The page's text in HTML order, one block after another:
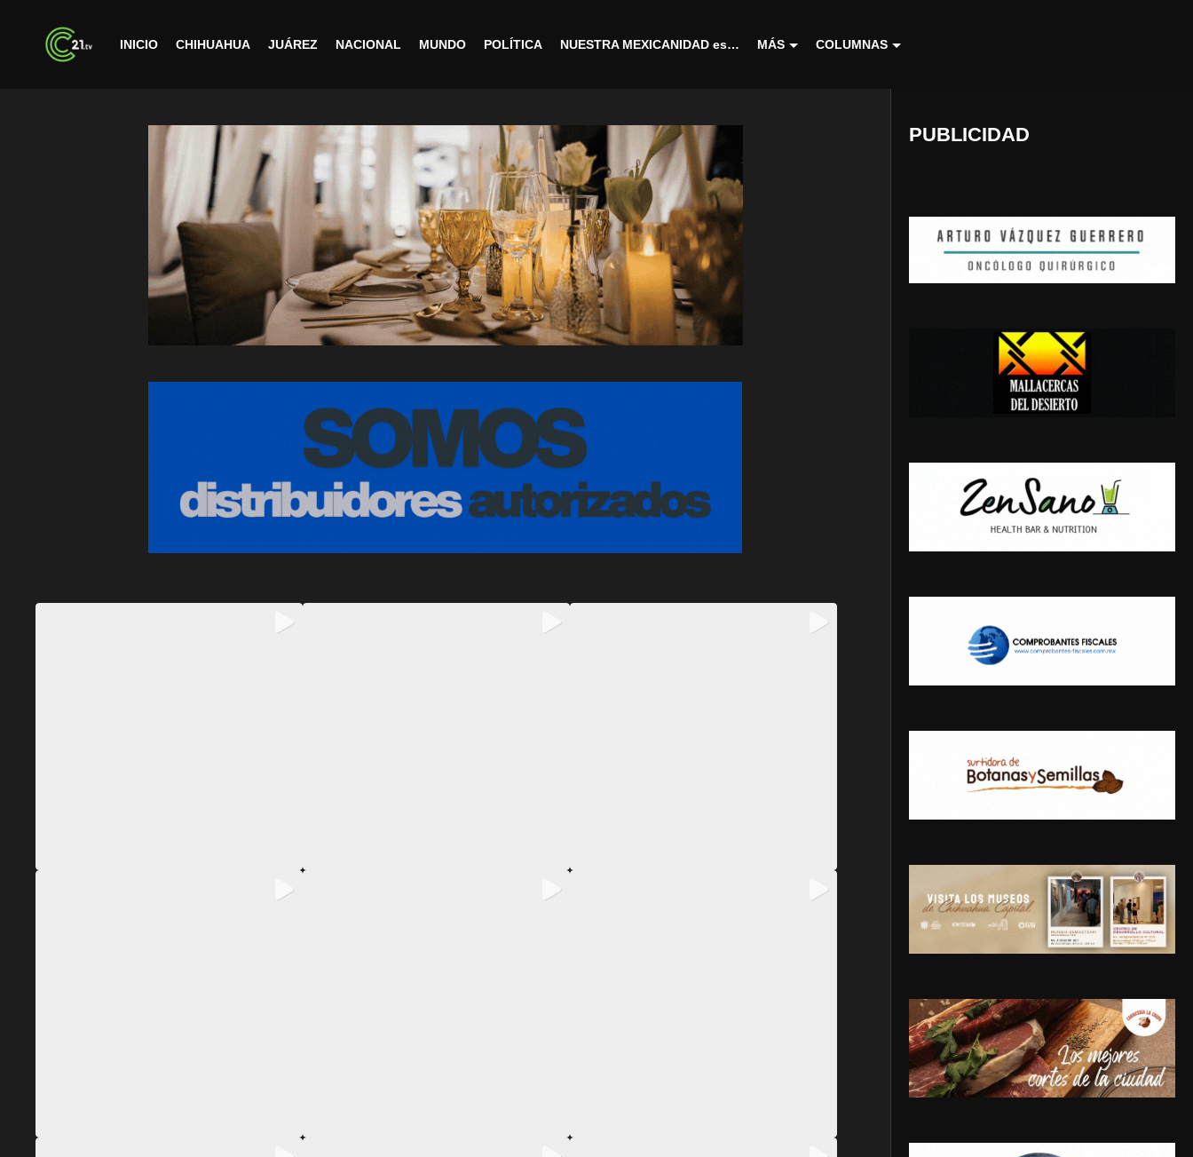
INICIO CHIHUAHUA JUÁREZ NACIONAL MUNDO POLÍTICA NUESTRA MEXICANIDAD es… MÁS COLUMNAS
PUBLICIDAD